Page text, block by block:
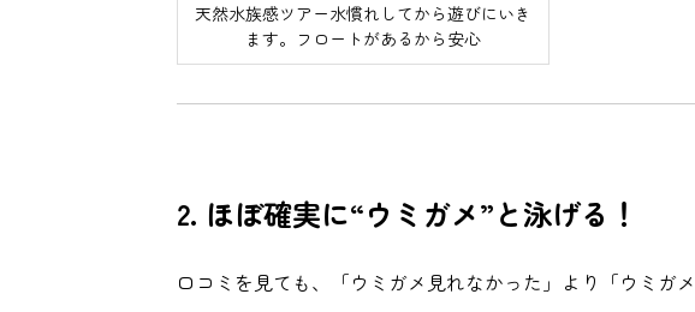
天然水族感ツアー水慣れしてから遊びにいき
ます。フロートがあるから安心
2. ほぼ確実に“ウミガメ”と泳げる！
口コミを見ても、「ウミガメ見れなかった」より「ウミガ